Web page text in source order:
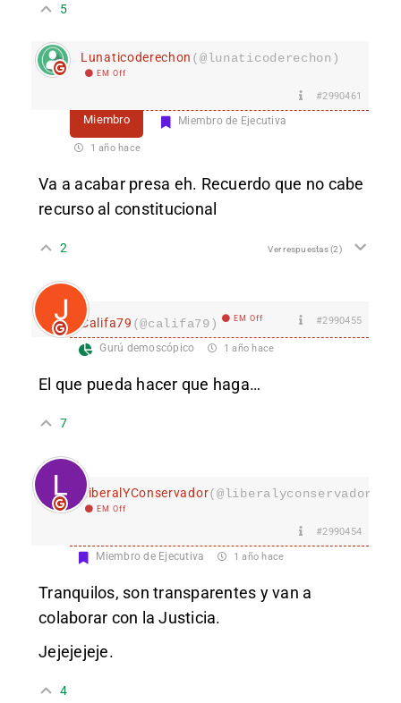
5
Lunaticoderechon (@lunaticoderechon)
EM Off
#2990461
Miembro Miembro de Ejecutiva
1 año hace
Va a acabar presa eh. Recuerdo que no cabe
recurso al constitucional
2 Ver respuestas(2)
Califa79 (@califa79) EM Off #2990455
Gurú demoscópico 1 año hace
El que pueda hacer que haga…
7
LiberalYConservador
EM Off
#2990454
Miembro de Ejecutiva 1 año hace
Tranquilos, son transparentes y van a
colaborar con la Justicia.
Jejejejeje.
4